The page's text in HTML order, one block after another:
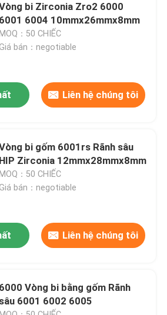
bi Zirconia Zro2 6000
6001 6004 10mmx26mmx8mm
MOQ：50 CHIẾC
bán：negotiable
Liên hệ chúng tôi
bi gốm 6001rs Rãnh sâu
HIP Zirconia 12mmx28mmx8mm
MOQ：50 CHIẾC
bán：negotiable
Liên hệ chúng tôi
6000 Vòng bi bằng gốm Rãnh
sâu 6001 6002 6005